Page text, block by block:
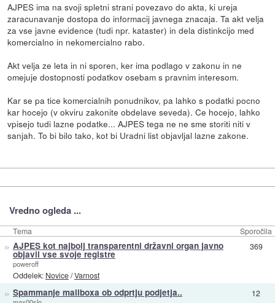
AJPES ima na svoji spletni strani povezavo do akta, ki ureja
zaracunavanje dostopa do informacij javnega znacaja. Ta akt velja
za vse javne evidence (tudi npr. kataster) in dela distinkcijo med
komercialno in nekomercialno rabo.
Akt velja ze leta in ni sporen, ker ima podlago v zakonu in ne
omejuje dostopnosti podatkov osebam s pravnim interesom.
Kar se pa tice komercialnih ponudnikov, pa lahko s podatki pocno
kar hocejo (v okviru zakonite obdelave seveda). Ce hocejo, lahko
vpisejo tudi lazne podatke... AJPES tega ne ne sme storiti niti v
sanjah. To bi bilo tako, kot bi Uradni list objavljal lazne zakone.
Vredno ogleda ...
Tema Sporočila
» AJPES kot najbolj transparentni državni organ javno
objavil vse svoje registre
poweroff
Oddelek: Novice/Varnost
369
» Spammanje mailboxa ob odprtju podjetja.. 12